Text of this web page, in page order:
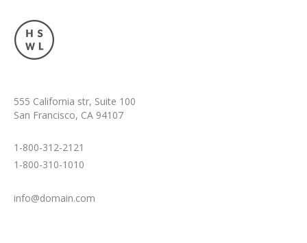
555 California str, Suite 100
San Francisco, CA 94107
1-800-312-2121
1-800-310-1010
info@domain.com